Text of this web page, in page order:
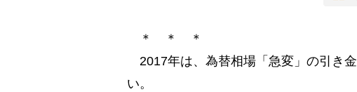
＊ ＊ ＊
2017年は、為替相場「急変」の引き
い。